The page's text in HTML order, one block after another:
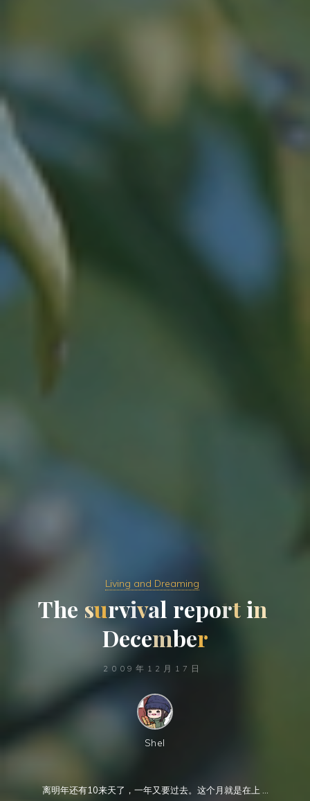
Living and Dreaming
The survival reportin
December
2009年12月17日
Shel
离明年还有10来天了，一年又要过去。这个月就是在上 …